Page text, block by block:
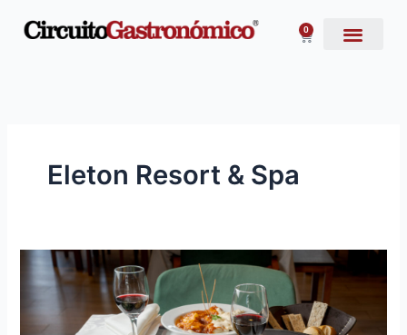
0
Carrito
Eleton Resort & Spa
mejores
de